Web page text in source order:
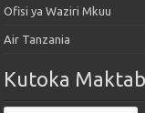
Ofisi ya Waziri Mkuu
Air Tanzania
Kutoka